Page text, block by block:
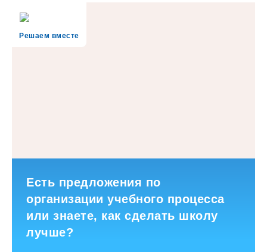
Решаем вместе
Есть предложения по
организации учебного процесса
или знаете, как сделать школу
лучше?